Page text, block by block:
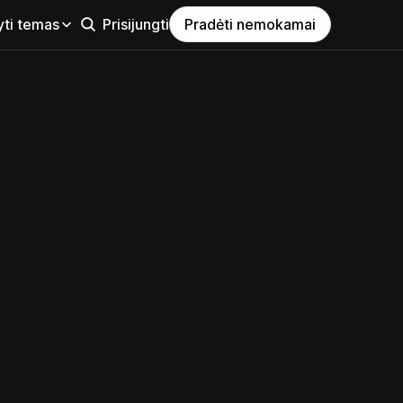
temas Prisijungti Pradėti nemokamai